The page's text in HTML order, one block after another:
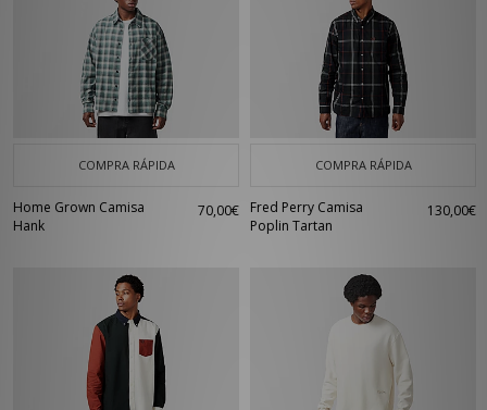
COMPRA RÁPIDA
Home Grown Camisa
Hank
70,00€
COMPRA RÁPIDA
Fred Perry Camisa
Poplin Tartan
130,00€